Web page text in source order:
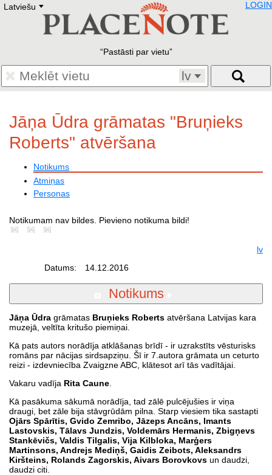
Latviešu E
Deutsch
Francais
Polski
Eestikeelne
LOGIN
Pastāsti par vietu
lv
Jāņa Ūdra grāmatas "Bruņieks
Roberts" atvēršana
Notikums
Atmiņas
Personas
Notikumam nav bildes. Pievieno notikuma bildi!
lv
Datums:
14.12.2016
Notikums
Jāņa Ūdra grāmatas Bruņieks Roberts atvēršana Latvijas kara
muzejā, veltīta kritušo piemiņai.
Kā pats autors norādīja atklāšanas brīdī - ir uzrakstīts vēsturisks
romāns par nācijas sirdsapziņu. Šī ir 7.autora grāmata un ceturto
reizi - izdevniecība Zvaigzne ABC, klātesot arī tās vadītājai.
Vakaru vadīja Rita Caune
Kā pasākuma sākumā norādīja, tad zālē pulcējušies ir viņa
draugi, bet zāle bija stāvgrūdām pilna. Starp viesiem tika sastapti
Ojārs Spārītis, Gvido Zemribo, Jāzeps Ancāns, Imants
Lastovskis, Tālavs Jundzis, Voldemārs Hermanis, Zbigņevs
Stankēvičs, Valdis Tilgalis, Vija Kilbloka, Marģers
Martinsons, Andrejs Mediņš, Gaidis Zeibots, Aleksandrs
Kiršteins, Rolands Zagorskis, Aivars Borovkovs un daudzi,
daudzi citi.